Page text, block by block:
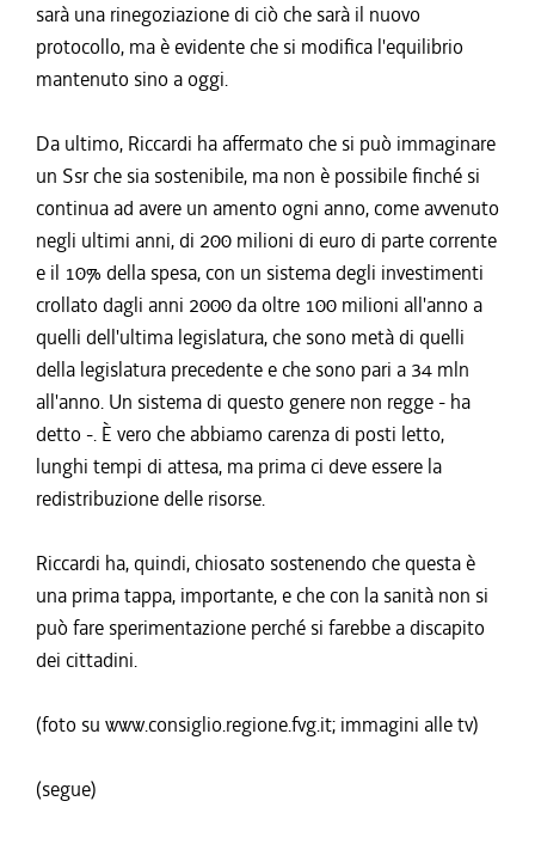
sarà una rinegoziazione di ciò che sarà il nuovo
protocollo, ma è evidente che si modifica l'equilibrio
mantenuto sino a oggi.
Da ultimo, Riccardi ha affermato che si può immaginare
un Ssr che sia sostenibile, ma non è possibile finché si
continua ad avere un amento ogni anno, come avvenuto
negli ultimi anni, di 200 milioni di euro di parte corrente
e il 10% della spesa, con un sistema degli investimenti
crollato dagli anni 2000 da oltre 100 milioni all'anno a
quelli dell'ultima legislatura, che sono metà di quelli
della legislatura precedente e che sono pari a 34 mln
all'anno. Un sistema di questo genere non regge - ha
detto -. È vero che abbiamo carenza di posti letto,
lunghi tempi di attesa, ma prima ci deve essere la
redistribuzione delle risorse.
Riccardi ha, quindi, chiosato sostenendo che questa è
una prima tappa, importante, e che con la sanità non si
può fare sperimentazione perché si farebbe a discapito
dei cittadini.
(foto su www.consiglio.regione.fvg.it; immagini alle tv)
(segue)